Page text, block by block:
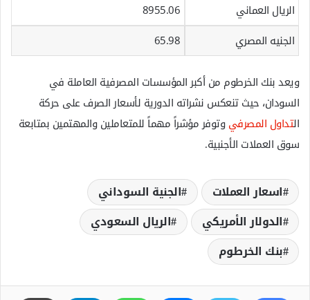
الريال العماني
8955.06
الجنيه المصري
65.98
ويعد بنك الخرطوم من أكبر المؤسسات المصرفية العاملة في
السودان، حيث تنعكس نشراته الدورية لأسعار الصرف على حركة
التداول المصرفيوتوفر مؤشراً مهماً للمتعاملين والمهتمين بمتابعة
سوق العملات الأجنبية.
اسعار العملات
الجنية السوداني
الدولار الأمريكي
الريال السعودي
بنك الخرطوم